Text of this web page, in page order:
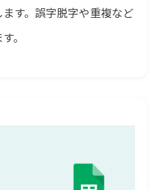
す。誤字脱字や重複など
。